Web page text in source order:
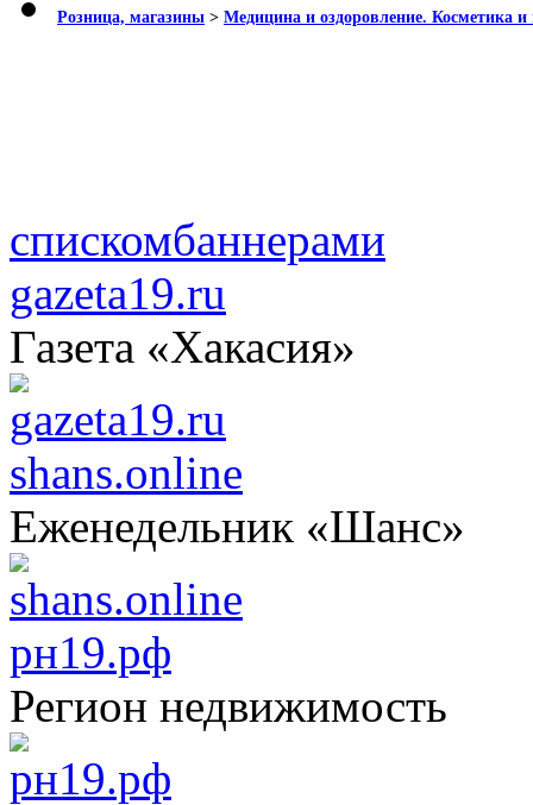
Розница, магазины > Медицина и оздоровление. Косметика
спискомбаннерами
gazeta19.ru
Газета «Хакасия»
shans.online
Еженедельник «Шанс»
рн19.рф
Регион недвижимость